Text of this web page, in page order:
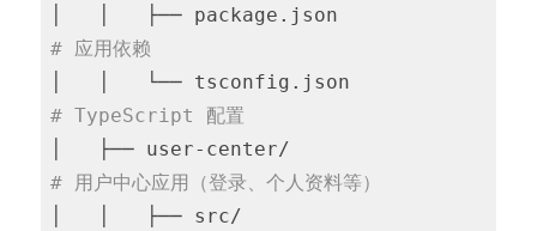
# 应用依赖
# TypeScript 配置
# 用户中心应用（登录、个人资料等）
│   │   ├── src/